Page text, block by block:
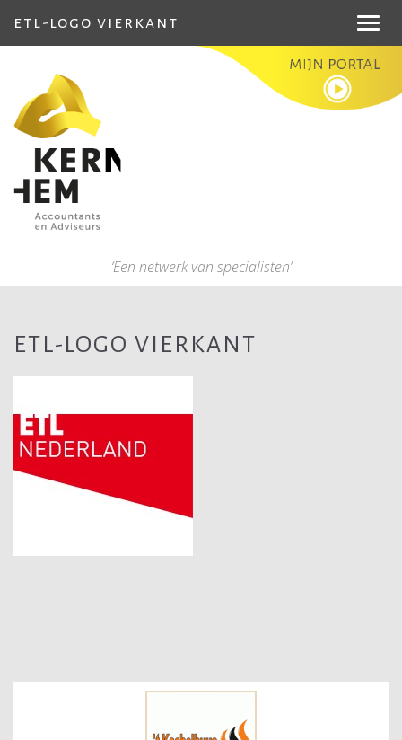
etl-logo vierkant
‘Een netwerk van specialisten’
ETL-LOGO VIERKANT